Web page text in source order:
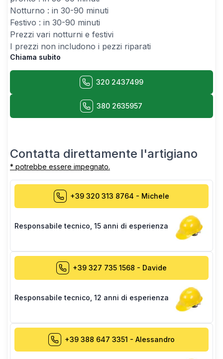
Notturno : in 30-90 minuti
Festivo : in 30-90 minuti
Prezzi vari notturni e festivi
I prezzi non includono i pezzi riparati
Chiama subito
320 2437499
380 2635957
Contatta direttamente l'artigiano
* potrebbe essere impegnato.
+39 320 313 8764 - Michele
Responsabile tecnico 15 anni di esperienza
+39 327 735 1568 - Davide
Responsabile tecnico 12 anni di esperienza
+39 388 647 3351 - Alessandro